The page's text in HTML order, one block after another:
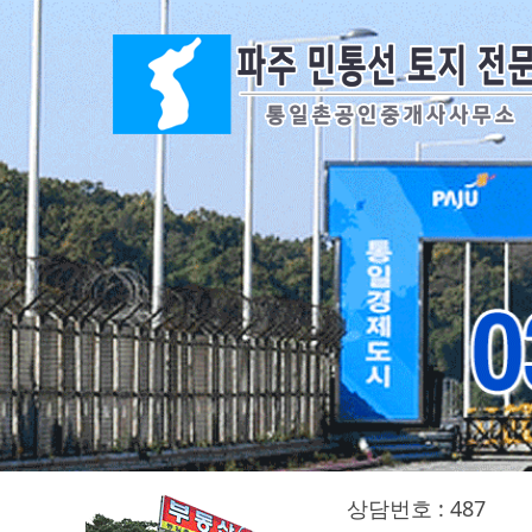
상담번호 : 487